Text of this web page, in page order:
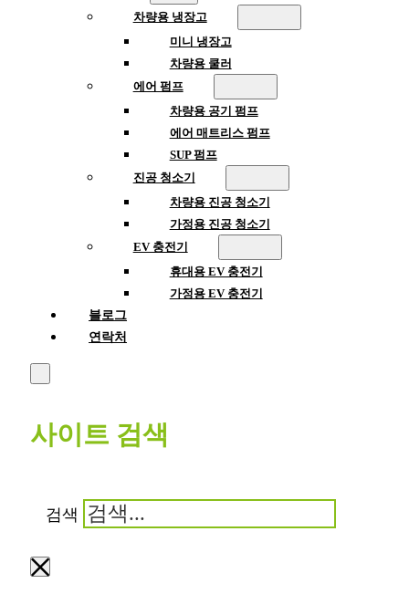
차량용 냉장고
미니 냉장고
차량용 쿨러
에어 펌프
차량용 공기 펌프
에어 매트리스 펌프
SUP 펌프
진공 청소기
차량용 진공 청소기
가정용 진공 청소기
EV 충전기
휴대용 EV 충전기
가정용 EV 충전기
블로그
연락처
사이트 검색
검색
×